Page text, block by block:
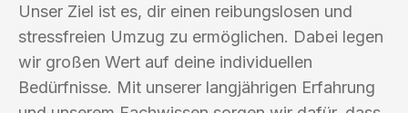
Unser Ziel ist es, dir einen reibungslosen und
stressfreien Umzug zu ermöglichen. Dabei legen
wir großen Wert auf deine individuellen
Bedürfnisse. Mit unserer langjährigen Erfahrung